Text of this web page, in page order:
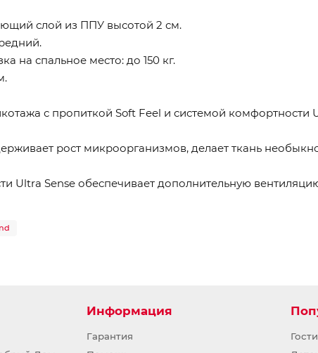
слой из ППУ высотой 2 см.
на спальное место: до 150 кг.
с пропиткой Soft Feel и системой комфортности
рост микроорганизмов, делает ткань
Ultra Sense обеспечивает дополнительную
Информация
Гарантия